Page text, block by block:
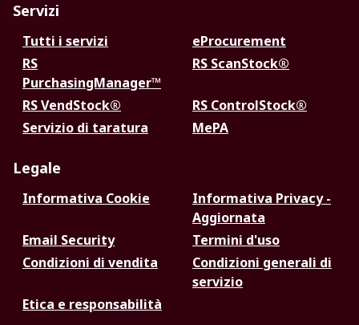
Servizi
Tutti i servizi
eProcurement
RS
PurchasingManager™
RS ScanStock®
RS VendStock®
RS ControlStock®
Servizio di taratura
MePA
Legale
Informativa Cookie
Informativa Privacy -
Aggiornata
Email Security
Termini d'uso
Condizioni di vendita
Condizioni generali di
servizio
Etica e responsabilità